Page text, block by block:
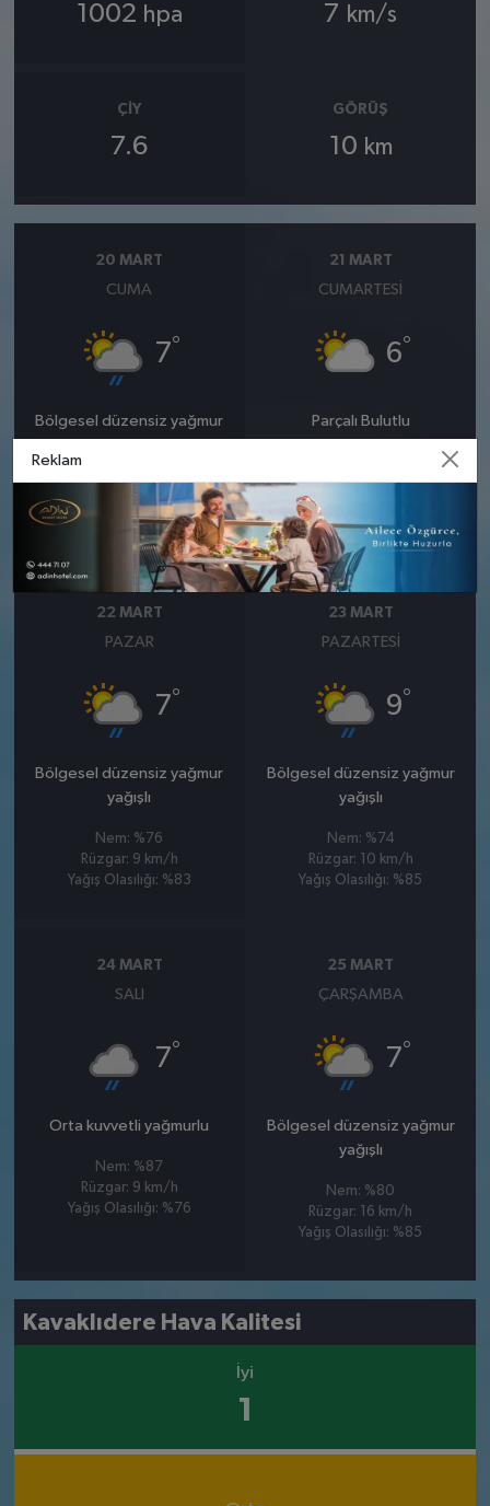
1002 hpa 7 km/s
ÇIY
7.6
GÖRÜŞ
10 km
20 MART
CUMA
7°
Bölgesel düzensiz yağmur
Nem: %92
Rüzgar: 12 km/h
Yağış Olasılığı: %91
21 MART
CUMARTESI
6°
Parçalı Bulutlu
Rüzgar: 15 km/h
22 MART
PAZAR
7°
Bölgesel düzensiz yağmur
yağışlı
Nem: %76
Rüzgar: 9 km/h
Yağış Olasılığı: %83
23 MART
PAZARTESI
9°
Bölgesel düzensiz yağmur
yağışlı
Nem: %74
Rüzgar: 10 km/h
Yağış Olasılığı: %85
24 MART
SALI
7°
Orta kuvvetli yağmurlu
Nem: %87
Rüzgar: 9 km/h
Yağış Olasılığı: %76
25 MART
ÇARŞAMBA
7°
Bölgesel düzensiz yağmur
yağışlı
Nem: %80
Rüzgar: 16 km/h
Yağış Olasılığı: %85
Kavaklıdere Hava Kalitesi
İyi
1
Reklam